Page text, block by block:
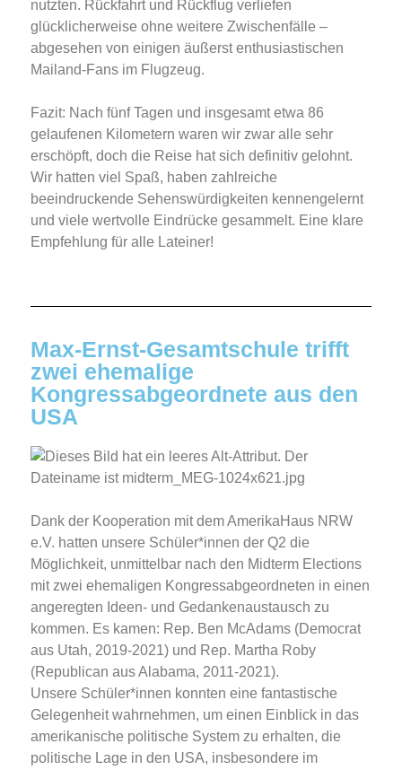
nutzten. Rückfahrt und Rückflug verliefen
glücklicherweise ohne weitere Zwischenfälle –
abgesehen von einigen äußerst enthusiastischen
Mailand-Fans im Flugzeug.
Fazit: Nach fünf Tagen und insgesamt etwa 86
gelaufenen Kilometern waren wir zwar alle sehr
erschöpft, doch die Reise hat sich definitiv gelohnt.
Wir hatten viel Spaß, haben zahlreiche
beeindruckende Sehenswürdigkeiten kennengelernt
und viele wertvolle Eindrücke gesammelt. Eine klare
Empfehlung für alle Lateiner!
Max-Ernst-Gesamtschule trifft
zwei ehemalige
Kongressabgeordnete aus den
USA
Dank der Kooperation mit dem AmerikaHaus NRW
e.V. hatten unsere Schüler*innen der Q2 die
Möglichkeit, unmittelbar nach den Midterm Elections
mit zwei ehemaligen Kongressabgeordneten in einen
angeregten Ideen- und Gedankenaustausch zu
kommen. Es kamen: Rep. Ben McAdams (Democrat
aus Utah, 2019-2021) und Rep. Martha Roby
(Republican aus Alabama, 2011-2021).
Unsere Schüler*innen konnten eine fantastische
Gelegenheit wahrnehmen, um einen Einblick in das
amerikanische politische System zu erhalten, die
politische Lage in den USA, insbesondere im